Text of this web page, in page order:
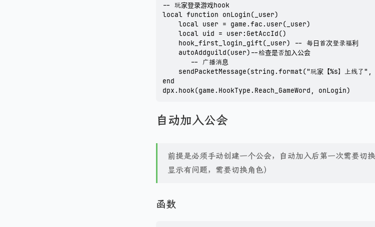
-- 玩家登录游戏hook
local function onLogin(_user)
    local user = game.fac.user(_user)
    local uid = user:GetAccId()
    hook_first_login_gift(_user) -- 每日首次登录福利
    autoAddguild(user)--检查是否加入公会
       -- 广播消息
sendPacketMessage(string.format("玩家【%s】上线了
end
dpx.hook(game.HookType.Reach_GameWord, onLogin)
自动加入公会
前提是必须手动创建一个公会，自动加入后第一次需要切
显示有问题，需要切换角色）
函数